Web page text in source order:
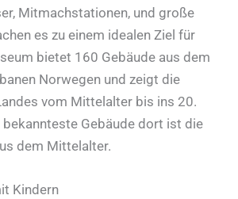
Mitmachstationen, und große
es zu einem idealen Ziel für
bietet 160 Gebäude aus dem
Norwegen und zeigt die
vom Mittelalter bis ins 20.
bekannteste Gebäude dort ist die
dem Mittelalter.
Kindern